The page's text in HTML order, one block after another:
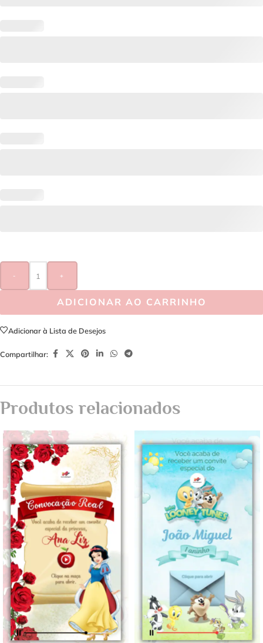
- +
ADICIONAR AO CARRINHO
Adicionar à Lista de Desejos
Compartilhar:
Produtos relacionados